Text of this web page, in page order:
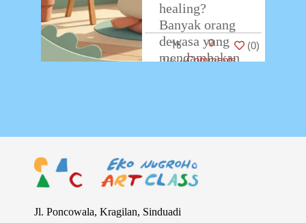
healing?
Banyak orang
dewasa yang
mendambakan
…
16
0
Comments
(0)
Jl. Poncowala, Kragilan, Sinduadi